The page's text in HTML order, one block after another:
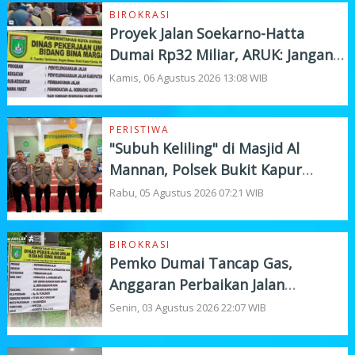
BIROKRASI
Proyek Jalan Soekarno-Hatta
Dumai Rp32 Miliar, ARUK: Jangan
Korbankan Kualitas Demi Kejar
Kamis, 06 Agustus 2026 13:08 WIB
PERISTIWA
"Subuh Keliling" di Masjid Al
Mannan, Polsek Bukit Kapur
Tampung Curhat Warga
Rabu, 05 Agustus 2026 07:21 WIB
BIROKRASI
Pemko Dumai Tancap Gas,
Anggaran Perbaikan Jalan
Nasional Rp19,1 Milyar
Senin, 03 Agustus 2026 22:07 WIB